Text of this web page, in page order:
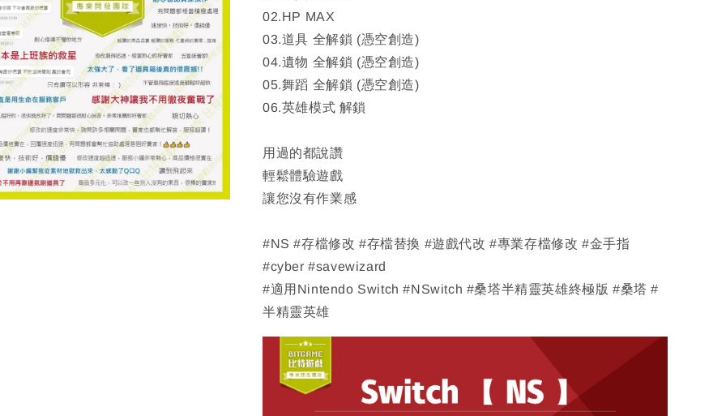
02.HP MAX
03.道具 全解鎖 (憑空創造)
04.遺物 全解鎖 (憑空創造)
05.舞蹈 全解鎖 (憑空創造)
06.英雄模式 解鎖
用過的都說讚
輕鬆體驗遊戲
讓您沒有作業感
#NS #存檔修改 #存檔替換 #遊戲代改 #專業存檔修改 #金手指
#cyber #savewizard
#適用Nintendo Switch #NSwitch #桑塔半精靈英雄終極版 #桑塔 #
半精靈英雄